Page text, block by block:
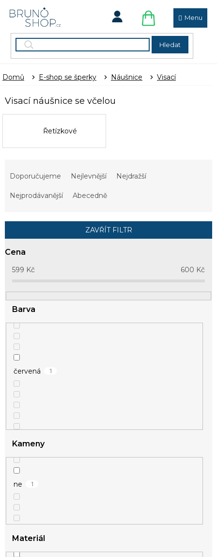
Hledat
NÁKUPNÍ
KOŠÍK
Domů E-shop se šperky Náušnice Visací
Visací náušnice se včelou
Řetízkové
r
o
t
ů
Doporučujeme Nejlevnější Nejdražší
Nejprodávanější Abecedně
ZAVŘÍT FILTR
Cena
599 Kč 600 Kč
Barva
červená 1
růžové zlato
zelená
Kameny
ne 1
Materiál